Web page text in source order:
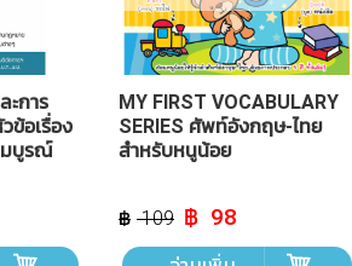
ะการ
ข้อเรื่อง
มบูรณ์
MY FIRST VOCABULARY
SERIES ศัพท์อังกฤษ-ไทย
สำหรับหนูน้อย
109 Original
price
was:
98Current
price
is: